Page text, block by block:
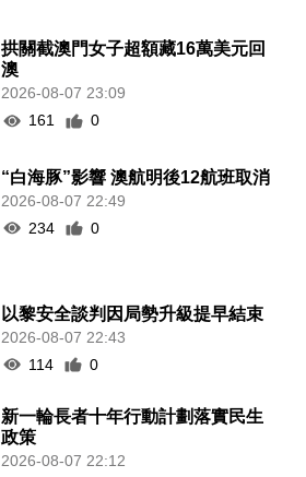
拱關截澳門女子超額藏16萬美元回
澳
2026-08-07 23:09
161
0
“白海豚”影響 澳航明後12航班取消
2026-08-07 22:49
234
0
以黎安全談判因局勢升級提早結束
2026-08-07 22:43
114
0
新一輪長者十年行動計劃落實民生
政策
2026-08-07 22:12